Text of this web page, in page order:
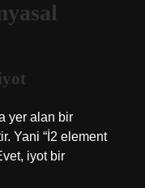
yer alan bir
Yani “İ2 element
iyot bir